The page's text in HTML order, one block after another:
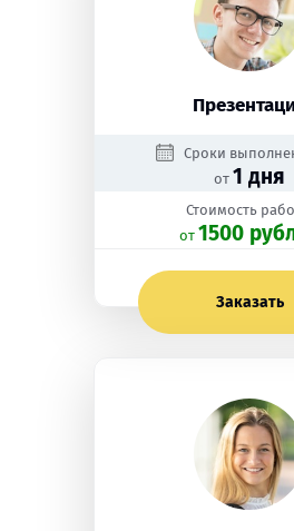
Сроки
от 1 дня
Стоимость
oт 1500
Заказать